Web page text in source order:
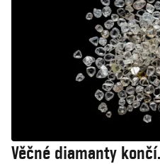
Věčné diamanty